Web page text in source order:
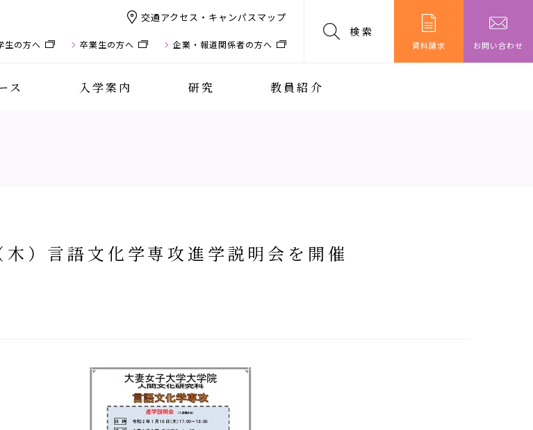
ス 入学案内 研究 教員紹介
交通アクセス・キャンパスマップ
検索
資料請求 お問い合わせ
生の方へ 卒業生の方へ 企業・報道関係者の方へ
木）言語文化学専攻進学説明会を開催